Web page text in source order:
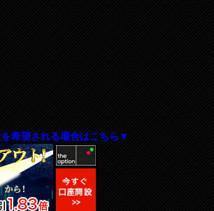
希望される場合はこちら▼